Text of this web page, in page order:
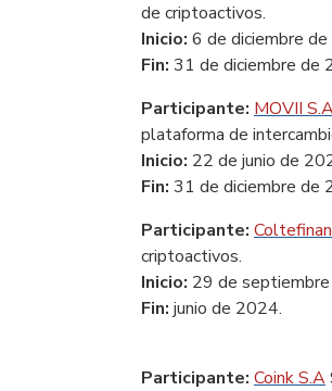
de criptoactivos.
Inicio: 6 de diciembre
Fin: 31 de diciembre de
Participante: MOVII
plataforma de
Inicio: 22 de junio de
Fin: 31 de diciembre de
Participante:
criptoactivos.
Inicio: 29 de
Fin: junio de 2024.
Participante: Coink S.A